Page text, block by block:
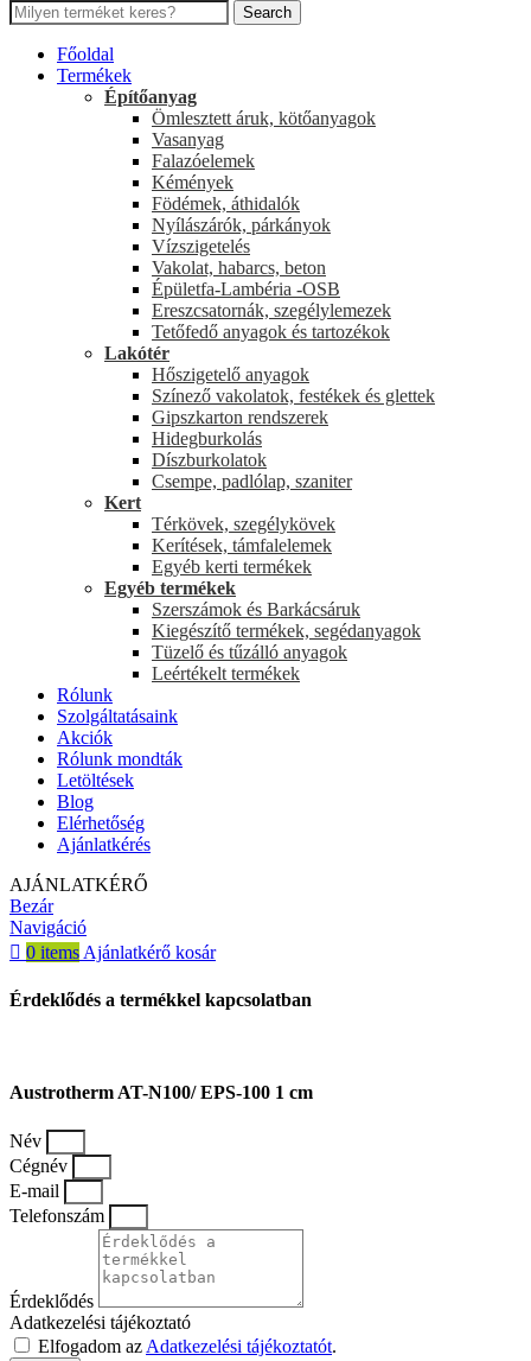
Search
Főoldal
Termékek
Építőanyag
Ömlesztett áruk, kötőanyagok
Vasanyag
Falazóelemek
Kémények
Födémek, áthidalók
Nyílászárók, párkányok
Vízszigetelés
Vakolat, habarcs, beton
Épületfa-Lambéria -OSB
Ereszcsatornák, szegélylemezek
Tetőfedő anyagok és tartozékok
Lakótér
Hőszigetelő anyagok
Színező vakolatok, festékek és glettek
Gipszkarton rendszerek
Hidegburkolás
Díszburkolatok
Csempe, padlólap, szaniter
Kert
Térkövek, szegélykövek
Kerítések, támfalelemek
Egyéb kerti termékek
Egyéb termékek
Szerszámok és Barkácsáruk
Kiegészítő termékek, segédanyagok
Tüzelő és tűzálló anyagok
Leértékelt termékek
Rólunk
Szolgáltatásaink
Akciók
Rólunk mondták
Letöltések
Blog
Elérhetőség
Ajánlatkérés
AJÁNLATKÉRŐ
Bezár
Navigáció
0 items Ajánlatkérő kosár
Érdeklődés a termékkel kapcsolatban
Austrotherm AT-N100/ EPS-100 1 cm
Név
Cégnév
E-mail
Telefonszám
Érdeklődés
Adatkezelési tájékoztató
Elfogadom az Adatkezelési tájékoztatót.